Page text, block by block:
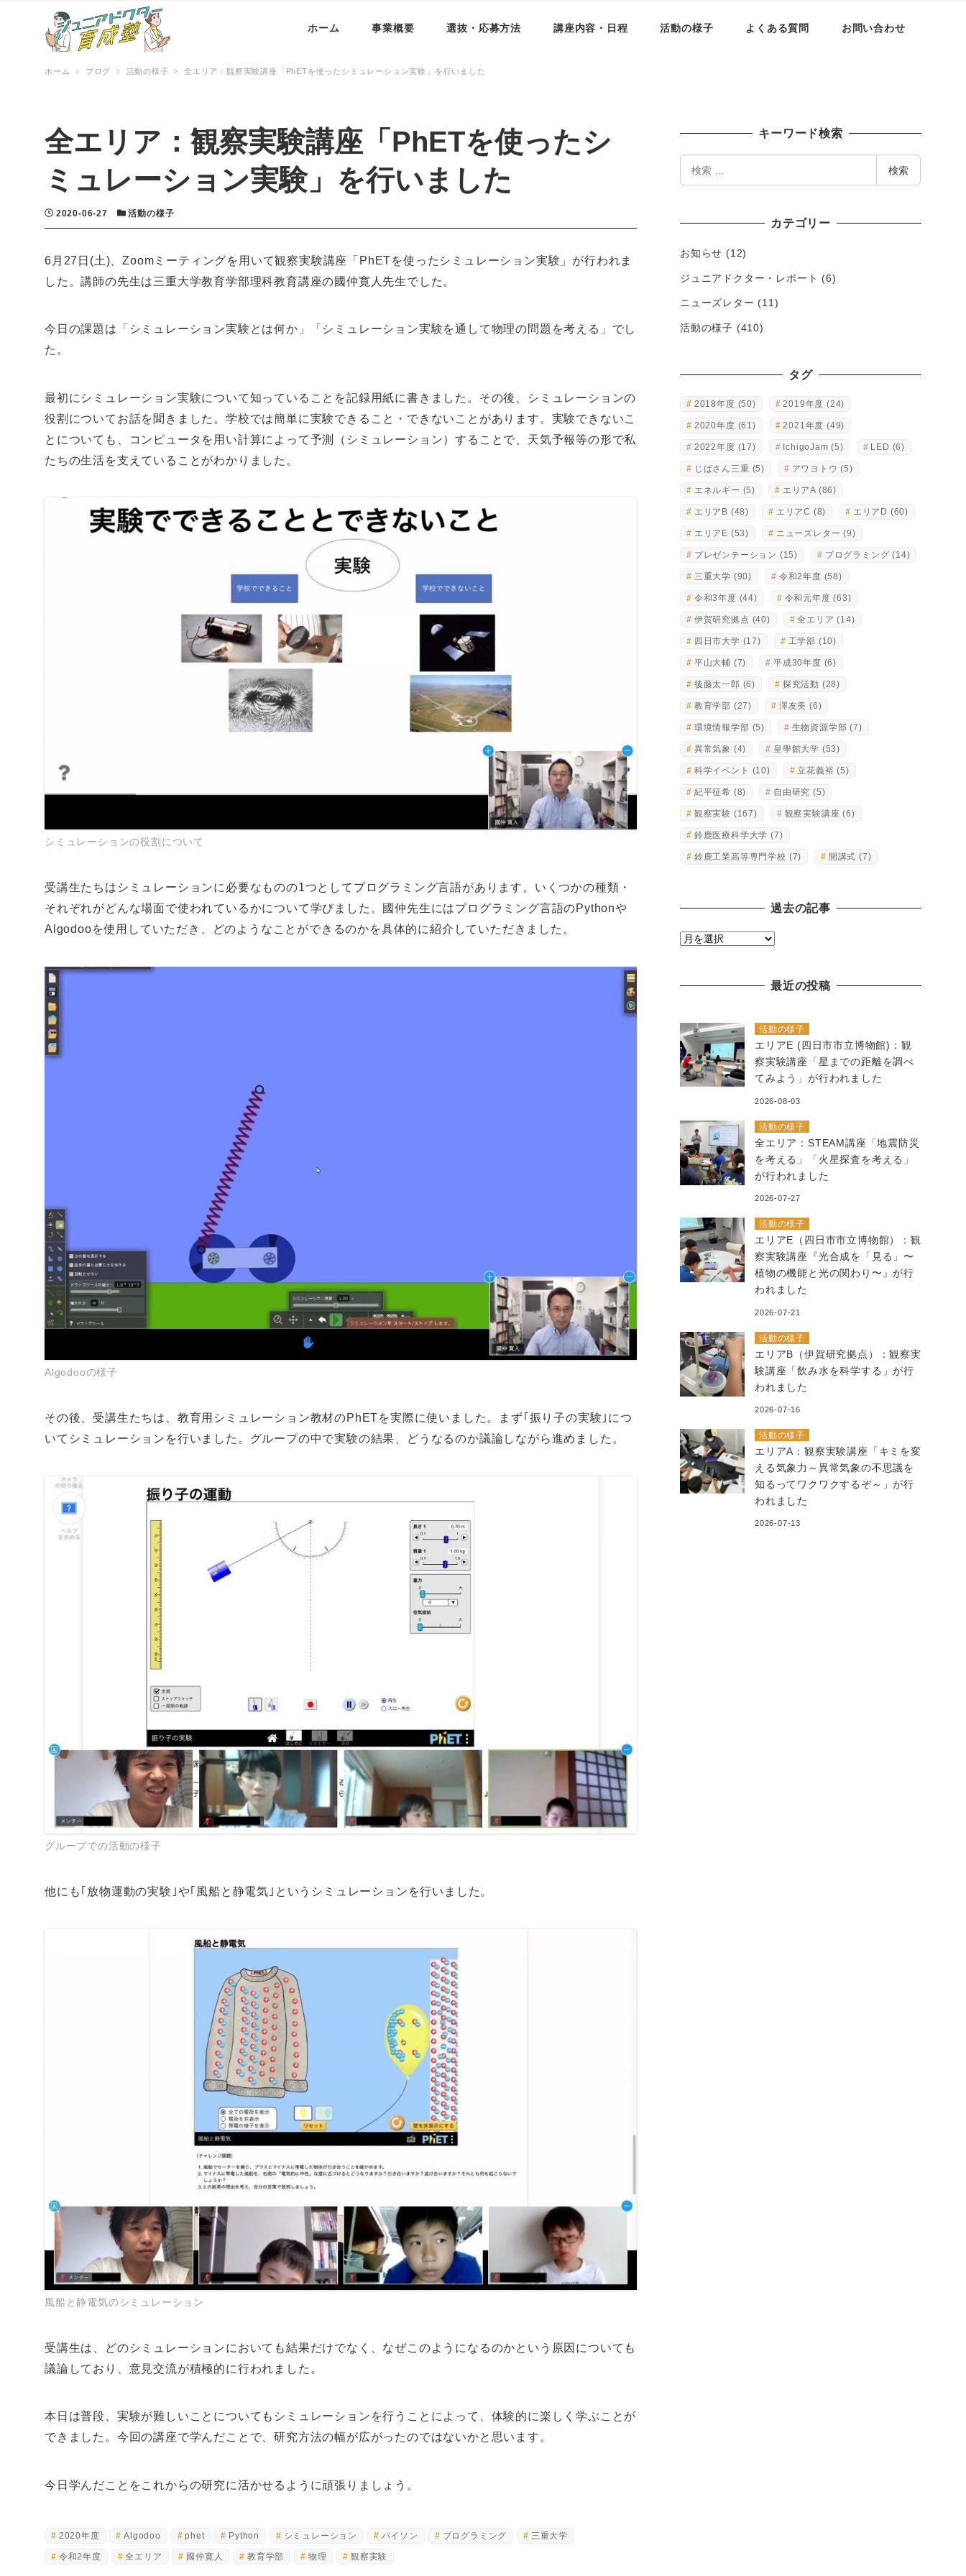
ホーム 事業概要 選抜・応募方法 講座内容・日程 活動の様子 よくある質問 お問い合わせ
ホーム ブログ 活動の様子 全エリア：観察実験講座「PhETを使ったシミュレーション実験」を行いました
全エリア：観察実験講座「PhETを使ったシ
ミュレーション実験」を行いました
投稿日
2020-06-27 カテゴリー
活動の様子
6月27日(土)、Zoomミーティングを用いて観察実験講座「PhETを使ったシミュレーション実験」が行われま
した。講師の先生は三重大学教育学部理科教育講座の國仲寛人先生でした。
今日の課題は「シミュレーション実験とは何か」「シミュレーション実験を通して物理の問題を考える」でし
た。
最初にシミュレーション実験について知っていることを記録用紙に書きました。その後、シミュレーションの
役割についてお話を聞きました。学校では簡単に実験できること・できないことがあります。実験できないこ
とについても、コンピュータを用い計算によって予測（シミュレーション）することで、天気予報等の形で私
たちの生活を支えていることがわかりました。
シミュレーションの役割について
受講生たちはシミュレーションに必要なものの1つとしてプログラミング言語があります。いくつかの種類・
それぞれがどんな場面で使われているかについて学びました。國仲先生にはプログラミング言語のPythonや
Algodooを使用していただき、どのようなことができるのかを具体的に紹介していただきました。
Algodooの様子
その後、受講生たちは、教育用シミュレーション教材のPhETを実際に使いました。まず｢振り子の実験｣につ
いてシミュレーションを行いました。グループの中で実験の結果、どうなるのか議論しながら進めました。
グループでの活動の様子
他にも｢放物運動の実験｣や｢風船と静電気｣というシミュレーションを行いました。
風船と静電気のシミュレーション
受講生は、どのシミュレーションにおいても結果だけでなく、なぜこのようになるのかという原因についても
議論しており、意見交流が積極的に行われました。
本日は普段、実験が難しいことについてもシミュレーションを行うことによって、体験的に楽しく学ぶことが
できました。今回の講座で学んだことで、研究方法の幅が広がったのではないかと思います。
今日学んだことをこれからの研究に活かせるように頑張りましょう。
2020年度 Algodoo phet Python シミュレーション パイソン プログラミング 三重大学
令和2年度 全エリア 國仲寛人 教育学部 物理 観察実験
キーワード検索
索
検索
カテゴリー
お知らせ (12)
ジュニアドクター・レポート (6)
ニューズレター (11)
活動の様子 (410)
タグ
2018年度 (50) 2019年度 (24)
2020年度 (61) 2021年度 (49)
2022年度 (17) IchigoJam (5) LED (6)
じばさん三重 (5) アワヨトウ (5)
エネルギー (5) エリアA(86)
エリアB (48) エリアC (8) エリアD (60)
エリアE (53) ニューズレター (9)
プレゼンテーション (15) プログラミング (14)
三重大学 (90) 令和2年度 (58)
令和3年度 (44) 令和元年度 (63)
伊賀研究拠点 (40) 全エリア (14)
四日市大学 (17) 工学部 (10)
平山大輔 (7) 平成30年度 (6)
後藤太一郎 (6) 探究活動 (28)
教育学部 (27) 澤友美 (6)
環境情報学部 (5) 生物資源学部 (7)
異常気象 (4) 皇學館大学 (53)
科学イベント (10) 立花義裕 (5)
紀平征希 (8) 自由研究 (5)
観察実験 (167) 観察実験講座 (6)
鈴鹿医療科学大学 (7)
鈴鹿工業高等専門学校 (7) 開講式 (7)
過去の記事
過
最近の投稿
活動の様子
エリアE (四日市市立博物館)：観
察実験講座「星までの距離を調べ
てみよう」が行われました
2026-08-03
活動の様子
全エリア：STEAM講座「地震防災
を考える」「火星探査を考える」
が行われました
2026-07-27
活動の様子
エリアE（四日市市立博物館）：観
察実験講座『光合成を「見る」〜
植物の機能と光の関わり〜』が行
われました
2026-07-21
活動の様子
エリアB（伊賀研究拠点）：観察実
験講座「飲み水を科学する」が行
われました
2026-07-16
活動の様子
エリアA：観察実験講座「キミを変
える気象力～異常気象の不思議を
知るってワクワクするぞ～」が行
われました
2026-07-13